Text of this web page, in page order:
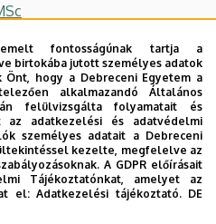
12:03
fontosságúnak tartja a
birtokába jutott személyes adatok
hogy a Debreceni Egyetem a
alkalmazandó Általános
felülvizsgálta folyamatait és
az adatkezelési és adatvédelmi
személyes adatait a Debreceni
kezelte, megfelelve az
A GDPR előírásait
Tájékoztatónkat, amelyet az
el:Adatkezelési tájékoztató. DE